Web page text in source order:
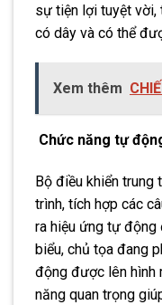
sự tiện lợi tuyệt vời,
có dây và có thể
Xem thêm
Chức năng tự
Bộ điều khiển
trình, tích hợp các
ra hiệu ứng tự
biểu, chủ tọa đang
động được lên hình
năng quan trọng